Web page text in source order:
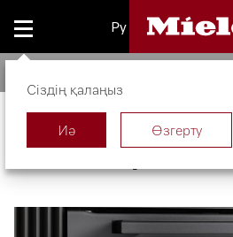
Ру
Ас үй
Сіздің қалаңыз
Иә Өзгерту